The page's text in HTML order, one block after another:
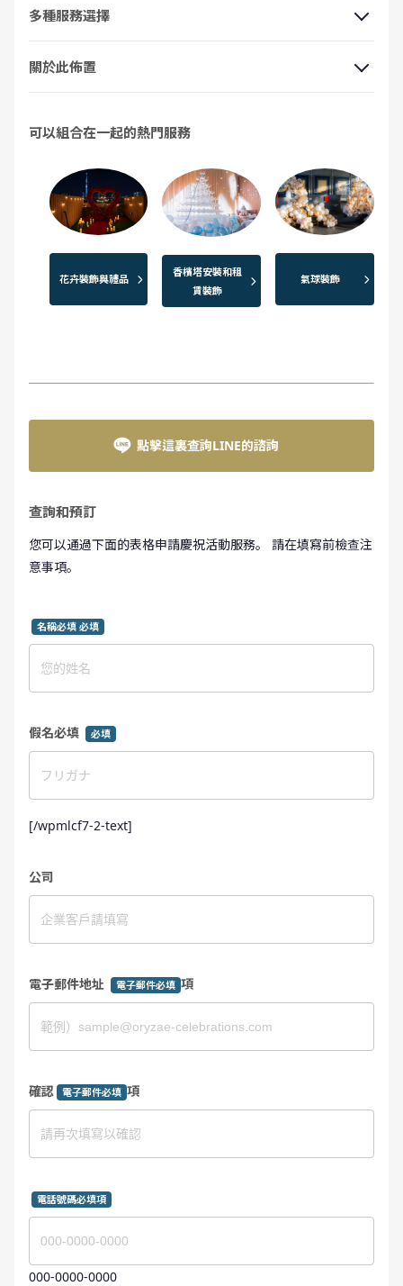
多種服務選擇
關於此佈置
可以組合在一起的熱門服務
花卉裝飾與禮品
香檳塔安裝和租
賃裝飾
氣球裝飾
點擊這裏查詢LINE的諮詢
查詢和預訂
您可以通過下面的表格申請慶祝活動服務。 請在填寫前檢查注
意事項。
名稱必填 必填
假名必填 必填
[/wpmlcf7-2-text]
公司
電子郵件地址 電子郵件必填 項
確認 電子郵件必填 項
電話號碼必填項
000-0000-0000